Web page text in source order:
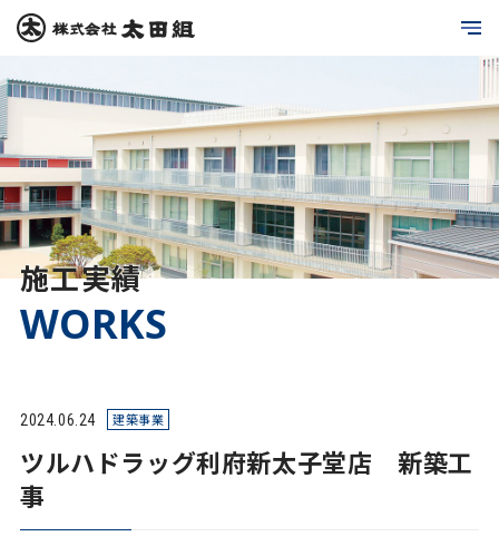
施工実績
WORKS
2024.06.24 建築事業
ツルハドラッグ利府新太子堂店 新築工
事